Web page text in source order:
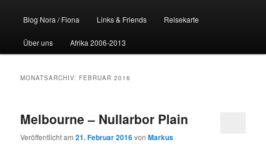
Blog Nora / Fiona Links & Friends Reisekarte
Über uns Afrika 2006-2013
MONATSARCHIV: FEBRUAR 2016
Melbourne – Nullarbor Plain
Veröffentlicht am21. Februar 2016vonMarkus